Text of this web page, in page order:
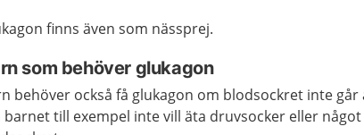
finns även som nässprej.
som behöver glukagon
behöver också få glukagon om blodsockret inte går
barnet till exempel inte vill äta druvsocker eller